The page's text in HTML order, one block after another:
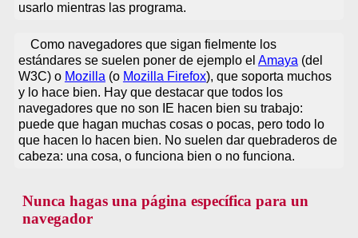
usarlo mientras las programa.
Como navegadores que sigan fielmente los
estándares se suelen poner de ejemplo el Amaya(del
W3C) o Mozilla(o Mozilla Firefox), que soporta muchos
y lo hace bien. Hay que destacar que todos los
navegadores que no son IE hacen bien su trabajo:
puede que hagan muchas cosas o pocas, pero todo lo
que hacen lo hacen bien. No suelen dar quebraderos de
cabeza: una cosa, o funciona bien o no funciona.
Nunca hagas una página específica para un
navegador